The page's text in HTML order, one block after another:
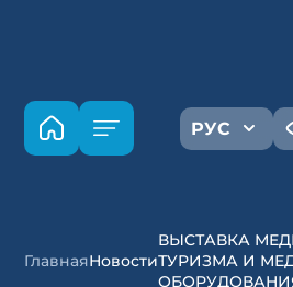
РУС
ГлавнаяНовости
ВЫСТАВКА
ТУРИЗМА И